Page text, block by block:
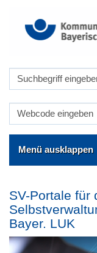
Menü ausklappen
SV-Portale für
Bayer. LUK